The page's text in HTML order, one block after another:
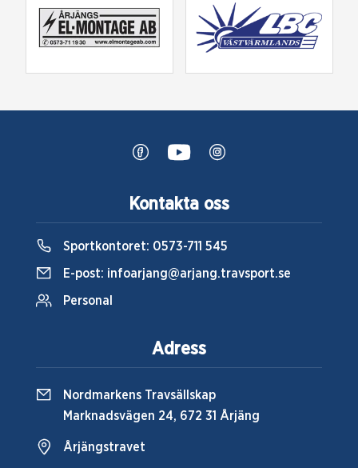
Kontakta oss
Sportkontoret: 0573-711 545
E-post: infoarjang@arjang.travsport.se
Personal
Adress
Nordmarkens Travsällskap
Marknadsvägen 24, 672 31 Årjäng
Årjängstravet